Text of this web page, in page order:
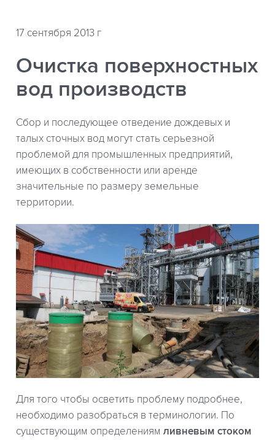
17 сентября 2013 г
Очистка поверхностных
вод производств
Сбор и последующее отведение дождевых и
талых сточных вод могут стать серьезной
проблемой для промышленных предприятий,
имеющих в собственности или аренде
значительные по размеру земельные
территории.
Для того чтобы осветить проблему подробнее,
необходимо разобраться в терминологии. По
существующим определениям ливневым стоком